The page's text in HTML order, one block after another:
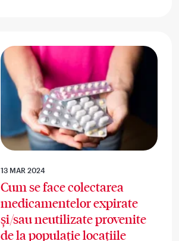
13 MAR 2024
Cum se face colectarea
medicamentelor expirate
și/sau neutilizate provenite
de la populație locațiile